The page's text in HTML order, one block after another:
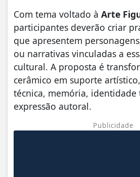
Com tema voltado à Arte
participantes deverão criar
que apresentem
ou narrativas vinculadas a
cultural. A proposta é
cerâmico em suporte
técnica, memória,
expressão autoral.
Publicidade